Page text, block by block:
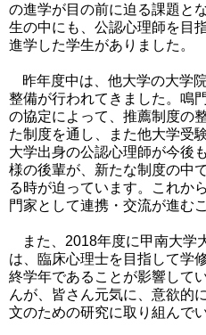
の進学が目の前に迫る課題と
生の中にも、公認心理師を目
進学した学生がありました。
昨年度中は、他大学の大学
整備が行われてきました。鳴
の協定によって、推薦制度の
た制度を通し、また他大学受
大学出身の公認心理師が今後
様の後輩が、新たな制度の中
る時が迫っています。これか
門家として連携・交流が進む
また、 2018年度に甲南大学
は、臨床心理士を目指して学
終学年であることが影響して
んが、皆さん元気に、意欲的
文のための研究に取り組んでい